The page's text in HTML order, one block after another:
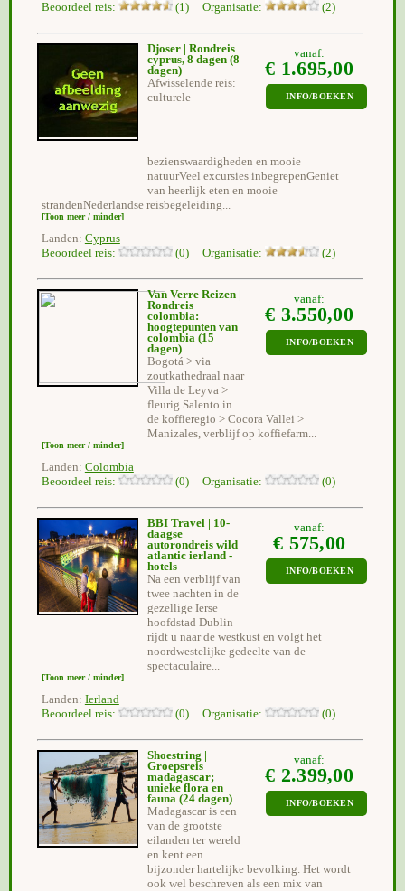
Beoordeel reis:
(1) Organisatie: (2)
vanaf:
€ 1.695,00
INFO/BOEKEN
Djoser | Rondreis
cyprus, 8 dagen (8
dagen)
Afwisselende reis:
culturele
bezienswaardigheden en mooie
natuurVeel excursies inbegrepenGeniet
van heerlijk eten en mooie
strandenNederlandse reisbegeleiding...
[Toon meer / minder]
Landen: Cyprus
Beoordeel reis:
(0) Organisatie: (2)
vanaf:
€ 3.550,00
INFO/BOEKEN
Van Verre Reizen |
Rondreis
colombia:
hoogtepunten van
colombia (15
dagen)
Bogotá > via
zoutkathedraal naar
Villa de Leyva >
fleurig Salento in
de koffieregio > Cocora Vallei >
Manizales, verblijf op koffiefarm...
[Toon meer / minder]
Landen: Colombia
Beoordeel reis:
(0) Organisatie: (0)
vanaf:
€ 575,00
INFO/BOEKEN
BBI Travel | 10-
daagse
autorondreis wild
atlantic ierland -
hotels
Na een verblijf van
twee nachten in de
gezellige Ierse
hoofdstad Dublin
rijdt u naar de westkust en volgt het
noordwestelijke gedeelte van de
spectaculaire...
[Toon meer / minder]
Landen: Ierland
Beoordeel reis:
(0) Organisatie: (0)
vanaf:
€ 2.399,00
INFO/BOEKEN
Shoestring |
Groepsreis
madagascar;
unieke flora en
fauna (24 dagen)
Madagascar is een
van de grootste
eilanden ter wereld
en kent een
bijzonder hartelijke bevolking. Het wordt
ook wel beschreven als een mix van